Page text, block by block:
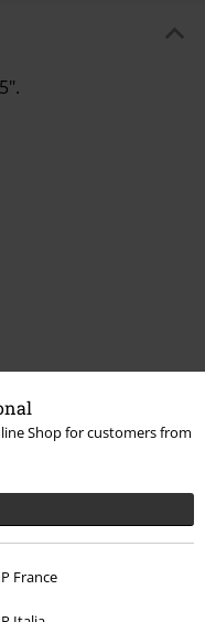
Shop for customers from
France